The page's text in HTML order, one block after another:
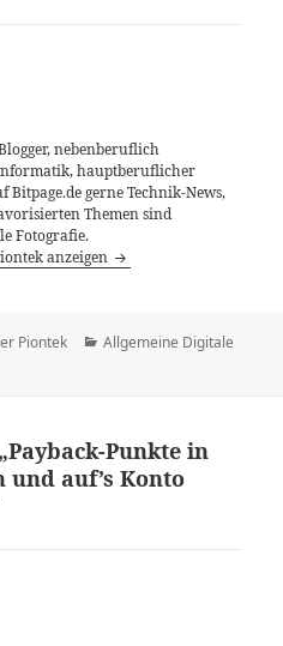
nebenberuflich
hauptberuflicher
gerne Technik-News,
Themen sind
Fotografie.
anzeigen
Piontek Kategorien
Allgemeine Digitale
Punkte in
auf’s Konto